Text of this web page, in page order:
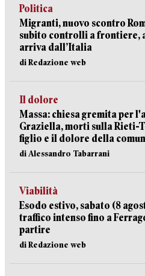
Politica
Migranti, nuovo scontro
subito controlli a frontiere,
arriva dall’Italia
di Redazione web
Il dolore
Massa: chiesa gremita per
Graziella, morti sulla Rieti-
figlio e il dolore della
di Alessandro Tabarrani
Viabilità
Esodo estivo, sabato (8
traffico intenso fino a
partire
di Redazione web